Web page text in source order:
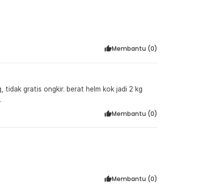
Membantu (0)
tidak gratis ongkir. berat helm kok jadi 2 kg
Membantu (0)
Membantu (0)